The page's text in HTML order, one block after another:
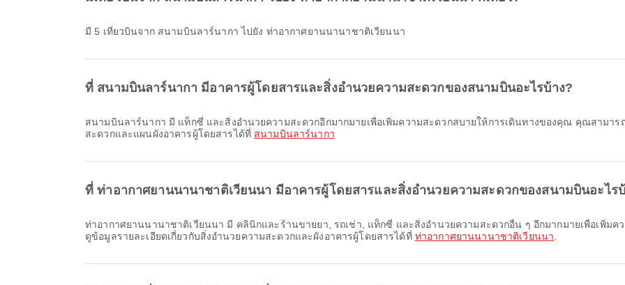
มี 5 เที่ยวบินจาก สนามบินลาร์นากา ไปยัง ท่าอากาศยานนานาชาติเวียนนา
ที่ สนามบินลาร์นากา มีอาคารผู้โดยสารและสิ่งอำนวยความสะดวกของสนามบินอะไรบ้าง?
สนามบินลาร์นากา มี แท็กซี่ และสิ่งอำนวยความสะดวกอีกมากมายเพื่อเพิ่มความสะดวกสบายให้การเดินทางของคุณ คุณสามารถตรวจสอบข้อมูลรายละเอียดเกี่ยวกับสิ่งอำนวยความ
สะดวกและแผนผังอาคารผู้โดยสารได้ที่ สนามบินลาร์นากา
ที่ ท่าอากาศยานนานาชาติเวียนนา มีอาคารผู้โดยสารและสิ่งอำนวยความสะดวกของสนามบินอะไร
ท่าอากาศยานนานาชาติเวียนนา มี คลินิกและร้านขายยา, รถเช่า, แท็กซี่ และสิ่งอำนวยความสะดวกอื่น ๆ อีกมากมายเพื่อเพิ่มความสะดวกสบายให้กับการเดินทางของคุณ คุณสามารถ
ดูข้อมูลรายละเอียดเกี่ยวกับสิ่งอำนวยความสะดวกและผังอาคารผู้โดยสารได้ที่ ท่าอากาศยานนานาชาติเวียนนา